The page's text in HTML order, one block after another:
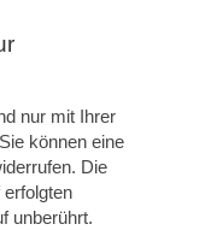
nur mit Ihrer
können eine
Die
unberührt.